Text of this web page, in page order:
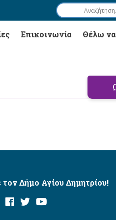
Επικοινωνία Θέλω να
τον Δήμο Αγίου Δημητρίου!